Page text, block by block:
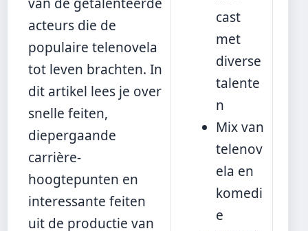
acteurs die de
populaire telenovela
tot leven brachten. In
dit artikel lees je over
snelle feiten,
diepergaande
carrière-
hoogtepunten en
interessante feiten
uit de productie van
cast
met
diverse
talente
n
Mix van
telenov
ela en
komedi
e